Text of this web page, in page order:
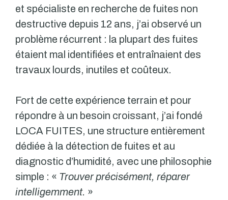
et spécialiste en recherche de fuites non
destructive depuis 12 ans, j’ai observé un
problème récurrent : la plupart des fuites
étaient mal identifiées et entraînaient des
travaux lourds, inutiles et coûteux.
Fort de cette expérience terrain et pour
répondre à un besoin croissant, j’ai fondé
LOCA FUITES, une structure entièrement
dédiée à la détection de fuites et au
diagnostic d’humidité, avec une philosophie
simple : « Trouver précisément, réparer
intelligemment. »